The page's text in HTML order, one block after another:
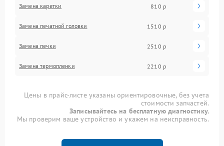
Замена каретки 810 р
Замена печатной головки 1510 р
Замена печки 2510 р
Замена термопленки 2210 р
Цены в прайс-листе указаны ориентировочные, без учета
стоимости запчастей.
Записывайтесь на бесплатную диагностику.
Мы проверим ваше устройство и укажем на неисправность.